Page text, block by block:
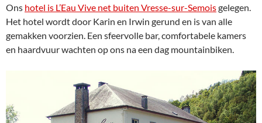
Ons hotel is L’Eau Vive net buiten Vresse-sur-Semoisgelegen.
Het hotel wordt door Karin en Irwin gerund en is van alle
gemakken voorzien. Een sfeervolle bar, comfortabele kamers
en haardvuur wachten op ons na een dag mountainbiken.